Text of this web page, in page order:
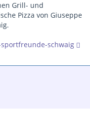
Grill- und
Pizza von Giuseppe
schwaig